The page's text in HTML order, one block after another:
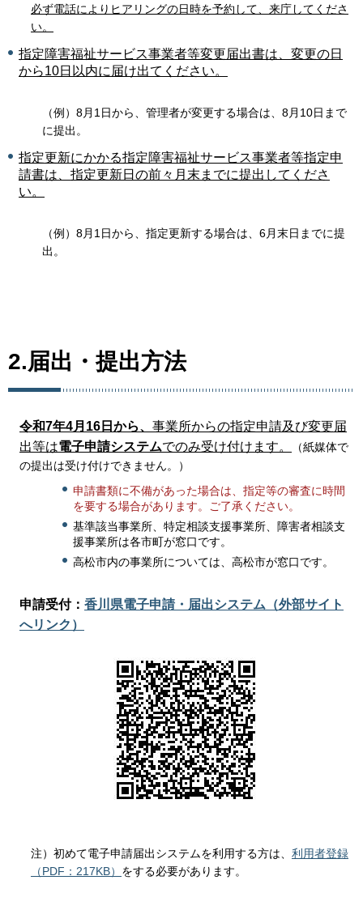
必ず電話によりヒアリングの日時を予約して、来庁してくださ
い。
指定障害福祉サービス事業者等変更届出書は、変更の日
から10日以内に届け出てください。
（例）8月1日から、管理者が変更する場合は、8月10日まで
に提出。
指定更新にかかる指定障害福祉サービス事業者等指定申
請書は、指定更新日の前々月末までに提出してくださ
い。
（例）8月1日から、指定更新する場合は、6月末日までに提
出。
2.届出・提出方法
令和7年4月16日から、 事業所からの指定申請及び変更届
出等は電子申請システムでのみ受け付けます。
（紙媒体で
の提出は受け付けできません。）
申請書類に不備があった場合は、指定等の審査に時間
を要する場合があります。ご了承ください。
基準該当事業所、特定相談支援事業所、障害者相談支
援事業所は各市町が窓口です。
高松市内の事業所については、高松市が窓口です。
申請受付： 香川県電子申請・届出システム（外部サイト
へリンク）
注）初めて電子申請届出システムを利用する方は、 利用者登録
（PDF：217KB） をする必要があります。